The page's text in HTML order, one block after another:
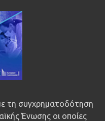
τη συγχρηματοδότηση
Ένωσης οι οποίες